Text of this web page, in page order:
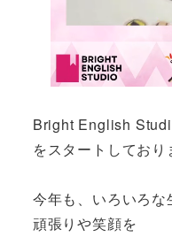
Bright English
をスタートしており
今年も、いろいろな
頑張りや笑顔を